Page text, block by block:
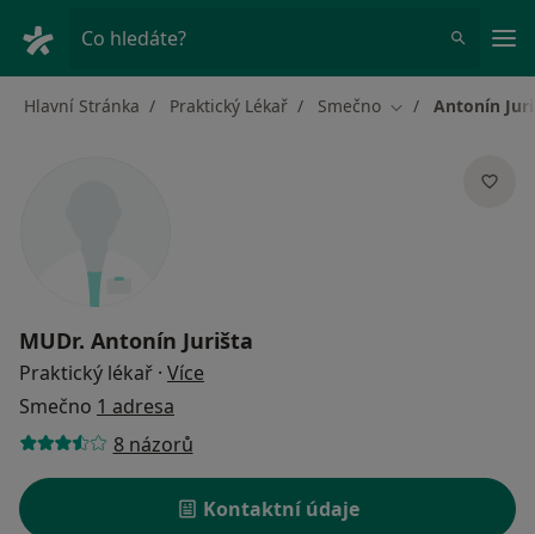
Co hledáte?
Hlavní Stránka Praktický Lékař Smečno Změna města
Antonín
MUDr. Antonín Jurišta
Praktický lékař · Více
Smečno 1 adresa
8 názorů
Kontaktní údaje